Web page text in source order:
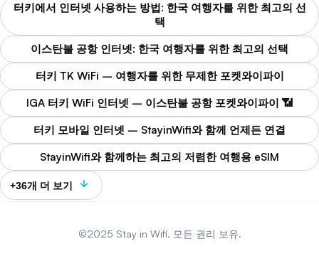
터키에서 인터넷 사용하는 방법: 한국 여행자를 위한 최고의 선
택
이스탄불 공항 인터넷: 한국 여행자를 위한 최고의 선택
터키 TK WiFi – 여행자를 위한 무제한 포켓와이파이
IGA 터키 WiFi 인터넷 – 이스탄불 공항 포켓와이파이 📶
터키 모바일 인터넷 – StayinWifi와 함께 언제든 연결
StayinWifi와 함께하는 최고의 저렴한 여행용 eSIM
+36개 더 보기
©2025 Stay in Wifi. 모든 권리 보유.